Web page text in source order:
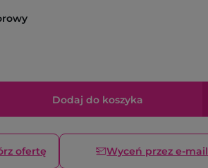
Dodaj do koszyka
ofertę Wyceń przez e-mail